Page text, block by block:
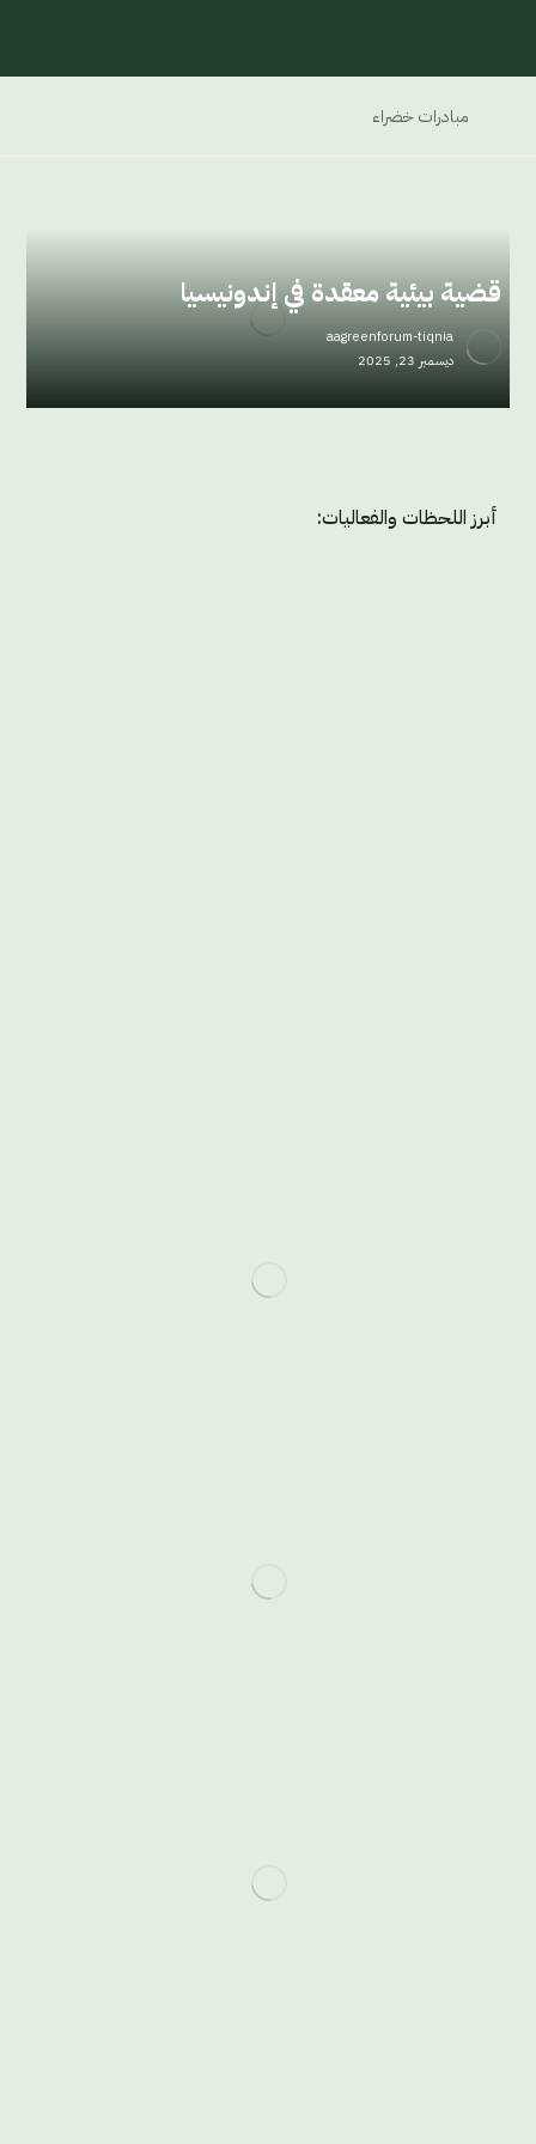
مبادرات خضراء
قضية بيئية معقدة في إندونيسيا
aagreenforum-tiqnia
ديسمبر 23, 2025
أبرز اللحظات والفعاليات: